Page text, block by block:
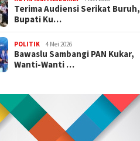
Terima Audiensi Serikat Buruh,
Bupati Ku…
POLITIK 4 Mei 2026
Bawaslu Sambangi PAN Kukar,
Wanti-Wanti …